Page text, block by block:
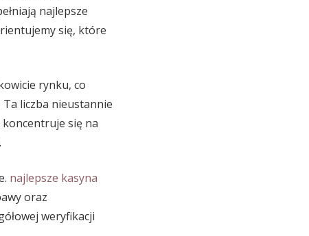
najlepsze
się, które
rynku, co
liczba nieustannie
się na
najlepsze kasyna
oraz
weryfikacji